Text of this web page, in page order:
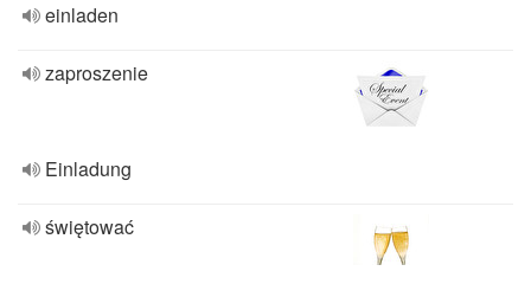
einladen
zaproszenie
Einladung
świętować